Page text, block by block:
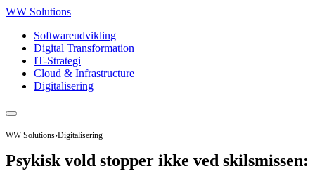
WW Solutions
Softwareudvikling
Digital Transformation
IT-Strategi
Cloud & Infrastructure
Digitalisering
WW Solutions›Digitalisering
Psykisk vold stopper ikke ved skilsmissen: